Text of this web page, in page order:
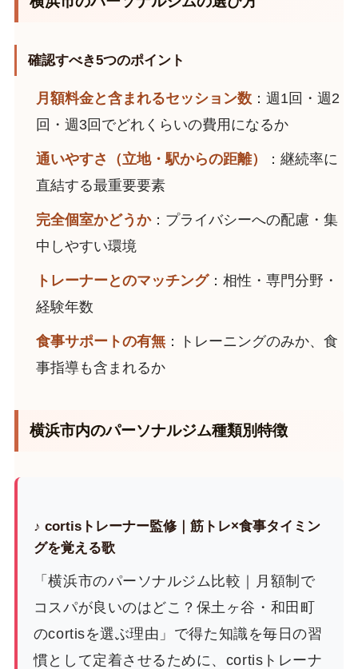
確認すべき5つのポイント
月額料金と含まれるセッション数：週1回・週2
回・週3回でどれくらいの費用になるか
通いやすさ（立地・駅からの距離）
：継続率に
直結する最重要要素
完全個室かどうか：プライバシーへの配慮・集
中しやすい環境
トレーナーとのマッチング：相性・専門分野・
経験年数
食事サポートの有無：トレーニングのみか、食
事指導も含まれるか
横浜市内のパーソナルジム種類別特徴
♪ cortisトレーナー監修｜筋トレ×食事タイミン
グを覚える歌
「横浜市のパーソナルジム比較｜月額制で
コスパが良いのはどこ？保土ヶ谷・和田町
のcortisを選ぶ理由」で得た知識を毎日の習
慣として定着させるために、cortisトレーナ